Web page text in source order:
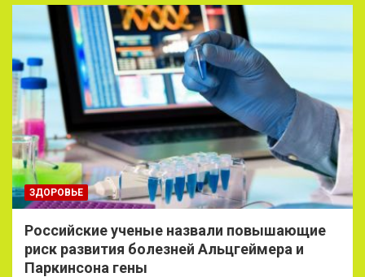
ЗДОРОВЬЕ
Российские ученые назвали повышающие
риск развития болезней Альцгеймера и
Паркинсона гены